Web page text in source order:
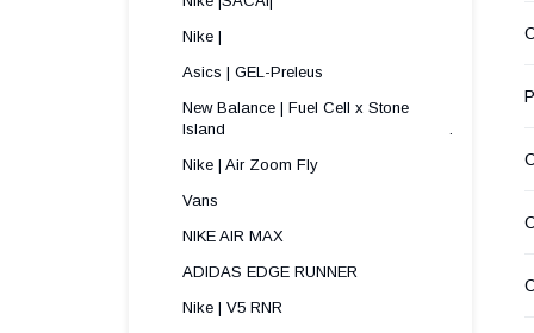
Nike |
Asics | GEL-Preleus
New Balance | Fuel Cell x Stone
Island .
Nike | Air Zoom Fly
Vans
NIKE AIR MAX
ADIDAS EDGE RUNNER
Nike | V5 RNR